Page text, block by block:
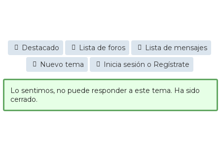
Destacado Lista de foros
Lista de mensajes
Nuevo tema
Inicia sesión o Regístrate
Lo sentimos, no puede responder a este tema. Ha sido
cerrado.